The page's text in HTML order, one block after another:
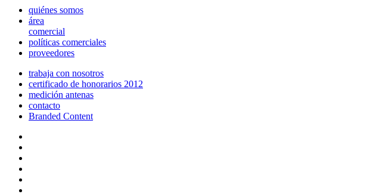
quiénes somos
área
comercial
políticas comerciales
proveedores
trabaja con nosotros
certificado de honorarios 2012
medición antenas
contacto
Branded Content